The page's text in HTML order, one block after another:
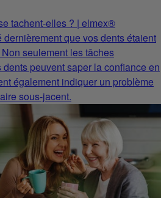
tachent-elles ? | elmex®
que vos dents étaient
seulement les tâches
peuvent saper la confiance en
également indiquer un problème
sous-jacent.